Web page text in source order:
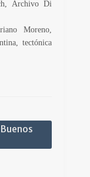
Archivo Di
Moreno,
tectónica